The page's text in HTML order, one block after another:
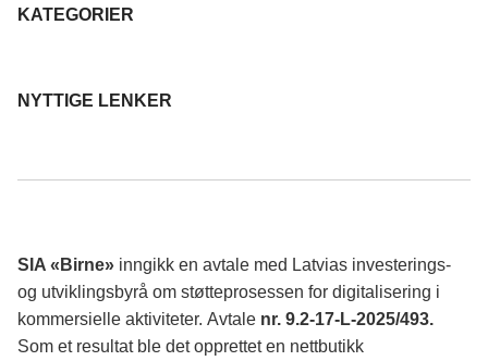
KATEGORIER
NYTTIGE LENKER
SIA «Birne» inngikk en avtale med Latvias investerings-
og utviklingsbyrå om støtteprosessen for digitalisering i
kommersielle aktiviteter. Avtale nr. 9.2-17-L-2025/493.
Som et resultat ble det opprettet en nettbutikk